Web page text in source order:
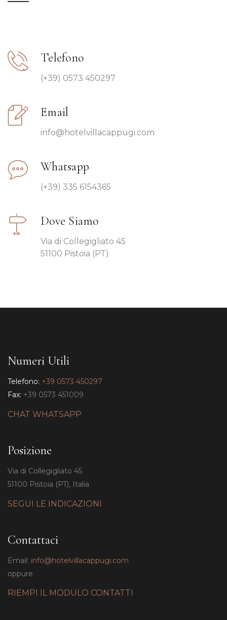
Telefono
(+39) 0573 450297
Email
info@hotelvillacappugi.com
Whatsapp
(+39) 335 6154365
Dove Siamo
Via di Collegigliato 45
51100 Pistoia (PT)
Numeri Utili
Telefono: +39 0573 450297
Fax: +39 0573 451009
CHAT WHATSAPP
Posizione
Via di Collegigliato 45
51100 Pistoia (PT), Italia
SEGUI LE INDICAZIONI
Contattaci
Email: info@hotelvillacappugi.com
oppure
RIEMPI IL MODULO CONTATTI